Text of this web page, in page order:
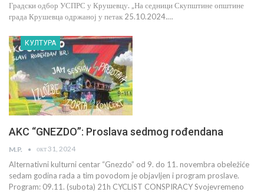
Градски одбор УСПРС у Крушевцу. „На седници Скупштине општине
града Крушевца одржаној у петак 25.10.2024.…
КУЛТУРА
AKC “GNEZDO”: Proslava sedmog rođendana
M.P. окт 31, 2024
Alternativni kulturni centar “Gnezdo” od 9. do 11. novembra obeležiće
sedam godina rada a tim povodom je objavljen i program proslave.
Program: 09.11. (subota) 21h CYCLIST CONSPIRACY Svojevremeno